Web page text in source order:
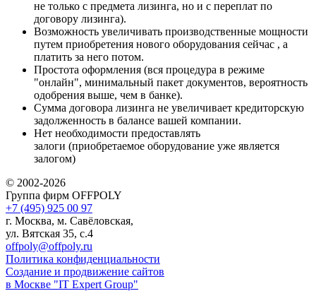
не только с предмета лизинга, но и с переплат по
договору лизинга).
Возможность увеличивать производственные мощности
путем приобретения нового оборудования сейчас , а
платить за него потом.
Простота оформления (вся процедура в режиме
"онлайн", минимальный пакет документов, вероятность
одобрения выше, чем в банке).
Сумма договора лизинга не увеличивает кредиторскую
задолженность в балансе вашей компании.
Нет необходимости предоставлять
залоги (приобретаемое оборудование уже является
залогом)
© 2002-2026
Группа фирм OFFPOLY
+7 (495) 925 00 97
г. Москва, м. Савёловская,
ул. Вятская 35, с.4
offpoly@offpoly.ru
Политика конфиденциальности
Создание и продвижение сайтов
в Москве "IT Expert Group"